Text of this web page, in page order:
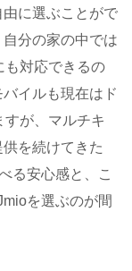
に選ぶことがで
分の家の中では
も対応できるの
イルも現在はド
が、マルチキ
を続けてきた
る安心感と、こ
を選ぶのが間